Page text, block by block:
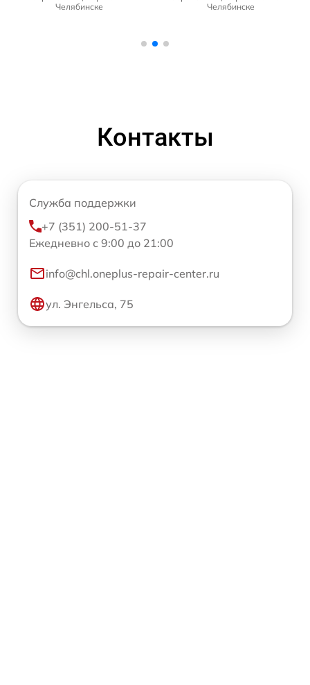
Челябинске
Челябинске
Контакты
Служба поддержки
+7 (351) 200-51-37
Ежедневно с 9:00 до 21:00
info@chl.oneplus-repair-center.ru
ул. Энгельса, 75